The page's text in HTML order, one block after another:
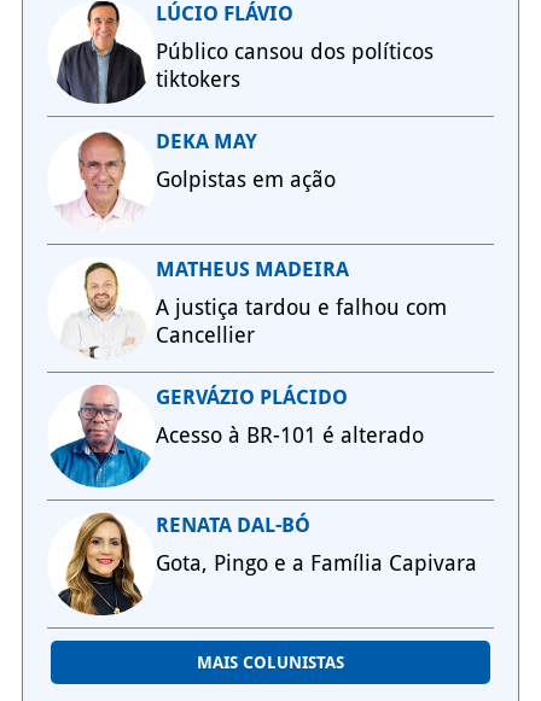
LÚCIO FLÁVIO
Público cansou dos políticos
tiktokers
DEKA MAY
Golpistas em ação
MATHEUS MADEIRA
A justiça tardou e falhou com
Cancellier
GERVÁZIO PLÁCIDO
Acesso à BR-101 é alterado
RENATA DAL-BÓ
Gota, Pingo e a Família Capivara
MAIS COLUNISTAS